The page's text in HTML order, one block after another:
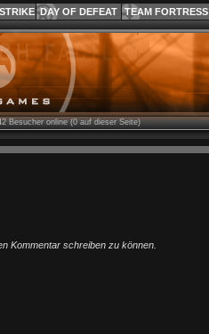
DAY OF DEFEAT TEAM FORTRESS
Besucher online (0 auf dieser Seite)
Kommentar schreiben zu können.